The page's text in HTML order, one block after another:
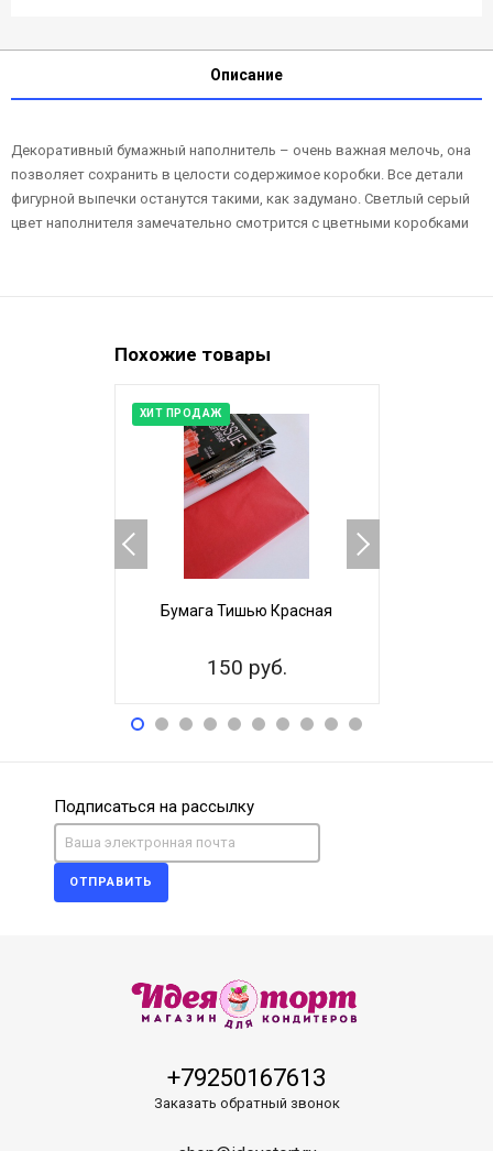
Описание
Декоративный бумажный наполнитель – очень важная мелочь, она
позволяет сохранить в целости содержимое коробки. Все детали
фигурной выпечки останутся такими, как задумано. Светлый серый
цвет наполнителя замечательно смотрится с цветными коробками
Похожие товары
ХИТ ПРОДАЖ
Бумага Тишью Красная
150 руб.
Подписаться на рассылку
ОТПРАВИТЬ
+79250167613
Заказать обратный звонок